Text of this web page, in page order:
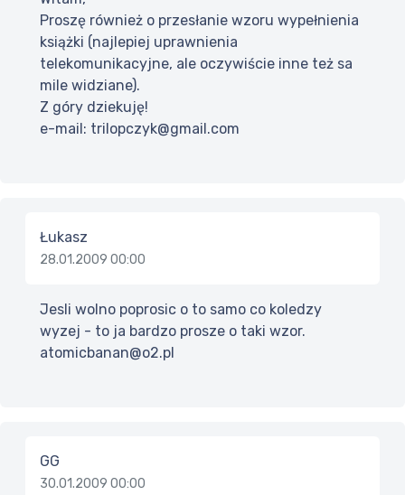
Proszę również o przesłanie wzoru wypełnienia
książki (najlepiej uprawnienia
telekomunikacyjne, ale oczywiście inne też sa
mile widziane).
Z góry dziekuję!
e-mail: trilopczyk@gmail.com
Łukasz
28.01.2009 00:00
Jesli wolno poprosic o to samo co koledzy
wyzej - to ja bardzo prosze o taki wzor.
atomicbanan@o2.pl
GG
30.01.2009 00:00